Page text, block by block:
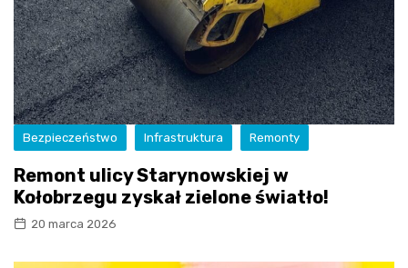
Bezpieczeństwo Infrastruktura Remonty
Remont ulicy Starynowskiej w
Kołobrzegu zyskał zielone światło!
20 marca 2026